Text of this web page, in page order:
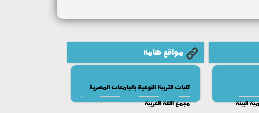
البيئة
مواقع هامة
كليات التربية النوعية بالجامعات المصرية
مجمع اللغة العربية